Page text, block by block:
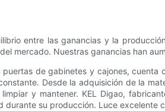
entre las ganancias y la
mercado. Nuestras ganancias han
de gabinetes y cajones,
Desde la adquisición de la
y mantener. KEL Digao,
su producción. Luce excelente